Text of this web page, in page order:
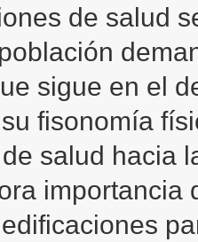
de salud
sigue en el
fisonomía
salud hacia
importancia